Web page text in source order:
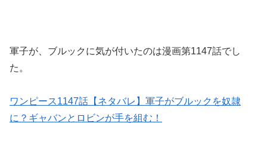
軍子が、ブルックに気が付いたのは漫画第1147話でし
た。
ワンピース1147話【ネタバレ】軍子がブルックを奴隷
に？ギャバンとロビンが手を組む！